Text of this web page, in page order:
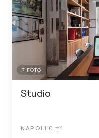
7 FOTO
Studio
NAPOLI10 m²